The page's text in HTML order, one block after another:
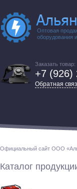
Оптовая
оборудования
Заказать товар:
+7 (926)
Обратная
Официальный сайт ООО
Каталог